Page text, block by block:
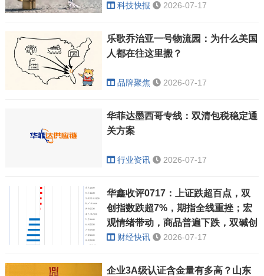
科技快报 2026-07-17
乐歌乔治亚一号物流园：为什么美国
人都在往这里搬？
品牌聚焦 2026-07-17
华菲达墨西哥专线：双清包税稳定通
关方案
行业资讯 2026-07-17
华鑫收评0717：上证跌超百点，双
创指数跌超7%，期指全线重挫；宏
观情绪带动，商品普遍下跌，双碱创
上市新低
财经快讯 2026-07-17
企业3A级认证含金量有多高？山东